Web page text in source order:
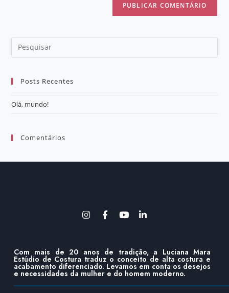
Posts Recentes
Olá, mundo!
Comentários
Com mais de 20 anos de tradição, a Luciana Mara
Estúdio de Costura traduz o conceito de alta costura e
acabamento diferenciado. Levamos em conta os desejos
e necessidades da mulher e do homem moderno.